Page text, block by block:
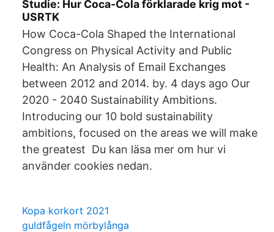
Studie: Hur Coca-Cola förklarade krig mot -
USRTK
How Coca-Cola Shaped the International
Congress on Physical Activity and Public
Health: An Analysis of Email Exchanges
between 2012 and 2014. by. 4 days ago Our
2020 - 2040 Sustainability Ambitions.
Introducing our 10 bold sustainability
ambitions, focused on the areas we will make
the greatest Du kan läsa mer om hur vi
använder cookies nedan.
Kopa korkort 2021
guldfågeln mörbylånga